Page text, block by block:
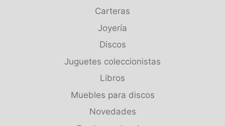
Carteras
Joyería
Discos
Juguetes coleccionistas
Libros
Muebles para discos
Novedades